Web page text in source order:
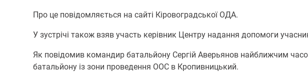
Про це повідомляється на сайті Кіровоградської ОДА.
У зустрічі також взяв участь керівник Центру надання допомоги
Як повідомив командир батальйону Сергій Аверьянов найближчим
батальйону із зони проведення ООС в Кропивницький.